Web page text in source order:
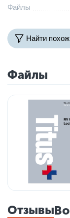
Файлы
Найти
Файлы
Отзывы